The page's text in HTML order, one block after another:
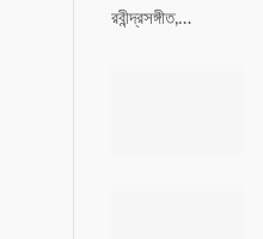
রবীন্দ্রসঙ্গীত,…